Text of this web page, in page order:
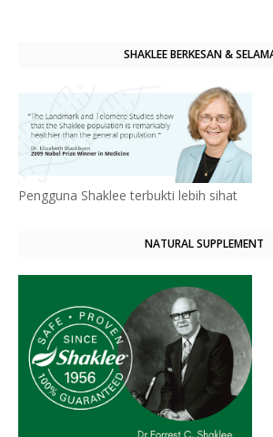
SHAKLEE BERKESAN &
Pengguna Shaklee terbukti lebih sihat
NATURAL SUPPLEMENT